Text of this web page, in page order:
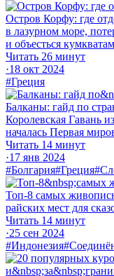
Остров Корфу: где
в лазурном море,
и объесться
Читать 26 минут
·18 окт 2024
#Греция
Балканы: гайд по
Королевская Гавань
началась Первая
Читать 14 минут
·17 янв 2024
#Болгария#Греция
Топ-8 самых
райских мест для
Читать 14 минут
·25 сен 2024
#Индонезия